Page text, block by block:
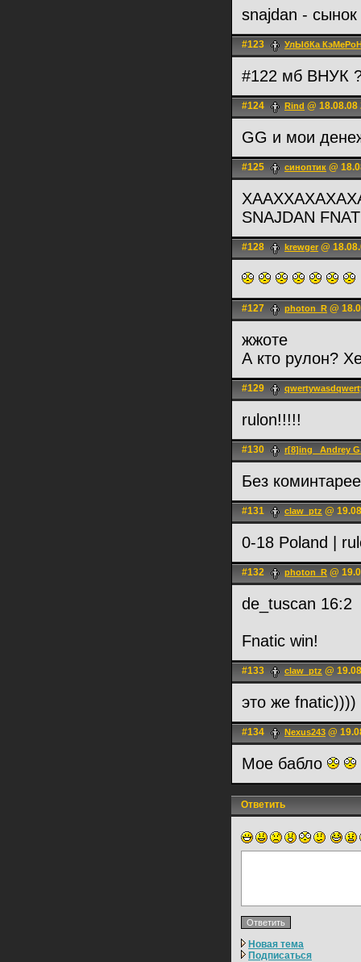
snajdan -
#123 УлЫбКа
#122 мб ВНУК
#124 Rind @ 18.08.08
GG и мои
#125 синоптик @
SNAJDAN
#128 krewger @
#127 photon_R @
жжоте
А кто рулон?
#129
rulon!!!!!
#130 r[8]ing _Andrey
Без
#131 claw_ptz @
0-18 Poland |
#132 photon_R @
de_tuscan 16:2
Fnatic win!
#133 claw_ptz @
это же fnatic))))
#134 Nexus243 @
Мое бабло
Ответить
Новая тема
Подписаться